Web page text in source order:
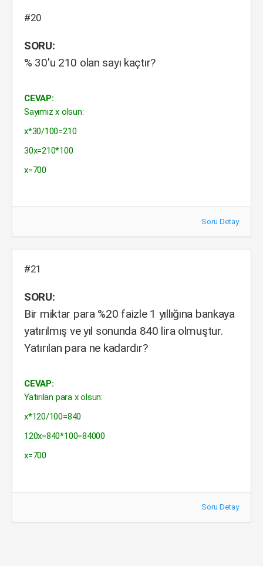
#20
SORU:
% 30'u 210 olan sayı kaçtır?
CEVAP:
Sayımız x olsun:
x*30/100=210
30x=210*100
x=700
Soru Detay
#21
SORU:
Bir miktar para %20 faizle 1 yıllığına bankaya
yatırılmış ve yıl sonunda 840 lira olmuştur.
Yatırılan para ne kadardır?
CEVAP:
Yatırılan para x olsun:
x*120/100=840
120x=840*100=84000
x=700
Soru Detay